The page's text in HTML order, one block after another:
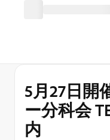
5月27日開
ー分科会
内